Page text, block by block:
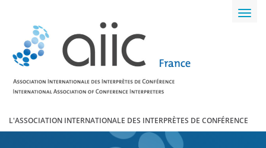
L'ASSOCIATION INTERNATIONALE DES INTERPRÈTES DE CONFÉRENCE